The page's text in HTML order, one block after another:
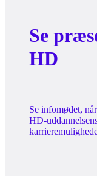
Se
HD
Se infomødet,
HD-